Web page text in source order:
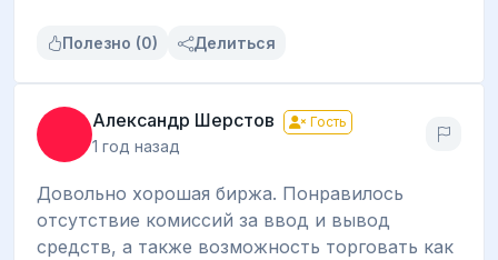
Полезно (0) Делиться
Александр Шерстов Гость
1 год назад
Довольно хорошая биржа. Понравилось
отсутствие комиссий за ввод и вывод
средств, а также возможность торговать как